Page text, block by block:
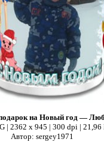
на Новый год —
| 2362 x 945 | 300 dpi |
Автор: sergey1971